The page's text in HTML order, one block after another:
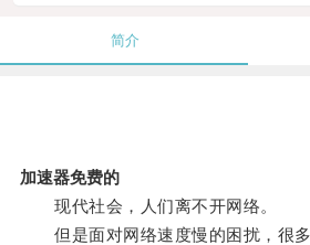
简介
加速器免费的
现代社会，人们离不开网络。
但是面对网络速度慢的困扰，很多